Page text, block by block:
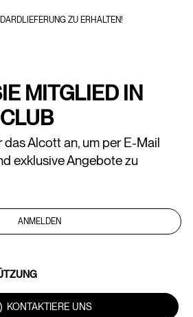
ZU ERHALTEN!
MITGLIED IN
das Alcott an, um per E-Mail
exklusive Angebote zu
ANMELDEN
KONTAKTIERE UNS